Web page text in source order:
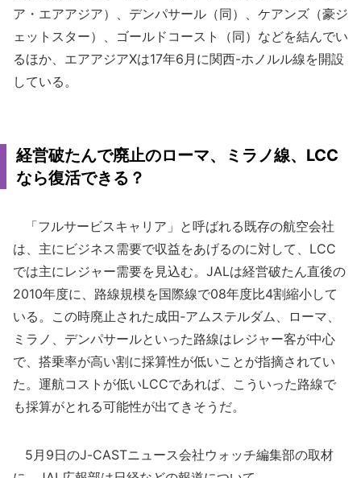
ア・エアアジア）、デンパサール（同）、ケアンズ（豪ジ
ェットスター）、ゴールドコースト（同）などを結んでい
るほか、エアアジアXは17年6月に関西-ホノルル線を開設
している。
経営破たんで廃止のローマ、ミラノ線、LCC
なら復活できる？
「フルサービスキャリア」と呼ばれる既存の航空会社
は、主にビジネス需要で収益をあげるのに対して、LCC
では主にレジャー需要を見込む。JALは経営破たん直後の
2010年度に、路線規模を国際線で08年度比4割縮小して
いる。この時廃止された成田‐アムステルダム、ローマ、
ミラノ、デンパサールといった路線はレジャー客が中心
で、搭乗率が高い割に採算性が低いことが指摘されてい
た。運航コストが低いLCCであれば、こういった路線で
も採算がとれる可能性が出てきそうだ。
5月9日のJ-CASTニュース会社ウォッチ編集部の取材